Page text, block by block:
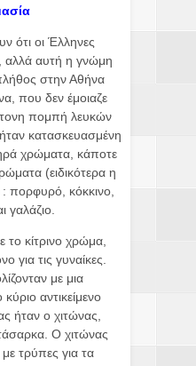
ότι οι Έλληνες
αλλά αυτή η γνώμη
στην Αθήνα
που δεν έμοιαζε
πομπή λευκών
κατασκευασμένη
χρώματα, κάποτε
(ειδικότερα η
πορφυρό, κόκκινο,
γαλάζιο.
το κίτρινο χρώμα,
για τις γυναίκες.
με μια
αντικείμενο
ήταν ο χιτώνας,
Ο χιτώνας
τρύπες για τα